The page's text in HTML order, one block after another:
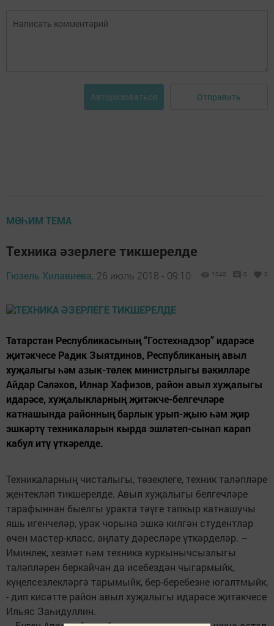
Авторизоваться Отправить
МӨҺИМ ТЕМА
Техника әзерлеге тикшерелде
Гюзель Хилавиева, 26 июль 2018 - 09:10 1040 0 0
Татарстан Республикасының “Гостехнадзор” идарәсе
җитәкчесе Радик Зыятдинов, Республиканың авыл
хуҗалыгы һәм азык-төлек министрлыгы вәкилләре
Айдар Сәләхов, Илнар Хафизов, район авыл хуҗалыгы
идарәсе, хуҗалыкларның җитәкче-белгечләре
катнашында районның барлык урып-җыю һәм җир
эшкәртү техникаларын кырда эшләтеп-сынап карап
кабул итү үткәрелде.
Техникаларның чисталыгы, төзеклеге, техник таләпләре
җентекләп тикшерелде. Авыл хуҗалыгы белгечләре
тарафыннан быелгы уракта тәүге тапкыр катнашучы
яшь игенчеләр, урак чорына эшкә килгән студентлар
өчен мастер-класс, аңлату дәресләре үткәрделәр. –
Иминлек, хезмәт һәм техника куркынычсызлыгы
таләпләрен беркайчан да исебездән чыгармыйк,
күңелсезлекләргә тарымыйк, бер-беребезне югалтмыйк,
- дип кисәтте район авыл хуҗалыгы идарәсе җитәкчесе
Ильяс Заһидуллин.